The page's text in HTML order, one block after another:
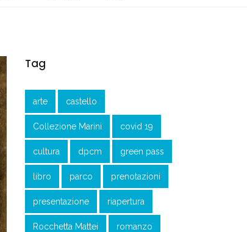
Tag
arte castello
Collezione Marini covid 19
cultura dpcm green pass
libro parco prenotazioni
presentazione riapertura
Rocchetta Mattei romanzo